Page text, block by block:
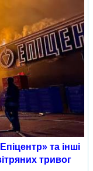
та інші
тривог